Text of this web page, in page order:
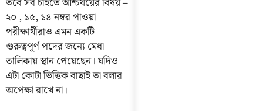
২০ , ১৫, ১৪ নম্বর পাওয়া
পরীক্ষার্থীরাও এমন একটি
গুরুত্বপূর্ণ পদের জন্যে মেধা
তালিকায় স্থান পেয়েছেন। যদিও
এটা কোটা ভিত্তিক বাছাই তা বলার
অপেক্ষা রাখে না।